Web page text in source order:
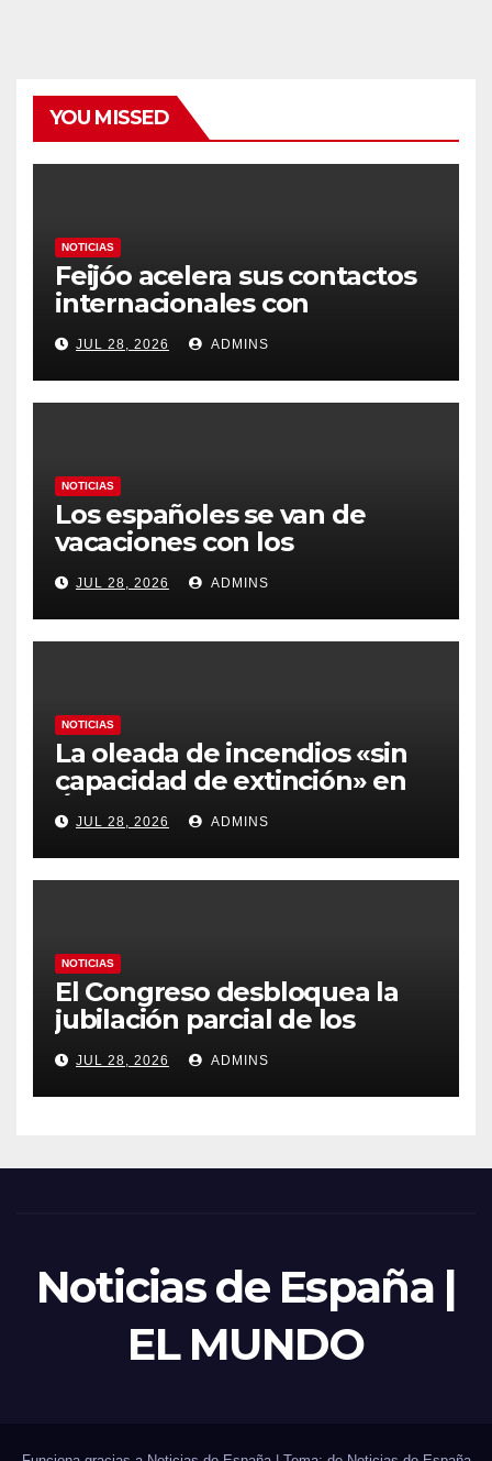
YOU MISSED
NOTICIAS
Feijóo acelera sus contactos
internacionales con
Latinoamérica como socio
prioritario en su agenda de
gobierno
JUL 28, 2026 ADMINS
NOTICIAS
Los españoles se van de
vacaciones con los
carburantes hasta un 21%
más caros que el año pasado
y los hoteles disparados
JUL 28, 2026 ADMINS
NOTICIAS
La oleada de incendios «sin
capacidad de extinción» en
Ávila y al oeste de Madrid
obliga a declarar la
emergencia nacional
JUL 28, 2026 ADMINS
NOTICIAS
El Congreso desbloquea la
jubilación parcial de los
trabajadores laborales del
sector público
JUL 28, 2026 ADMINS
Noticias de España |
EL MUNDO